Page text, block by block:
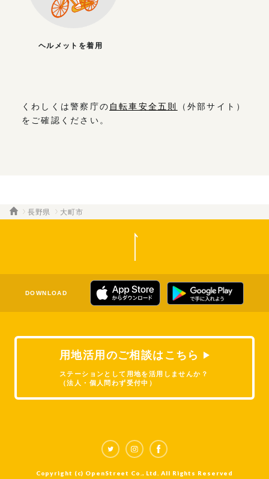
ヘルメットを着用
くわしくは警察庁の 自転車安全五則
（外部サイト）
をご確認ください。
長野県 大町市
Copyright (c) OpenStreet Co., Ltd. All Rights Reserved
用地活用のご相談はこちら
ステーションとして用地を活用しませんか？
（法人・個人問わず受付中）
DOWNLOAD